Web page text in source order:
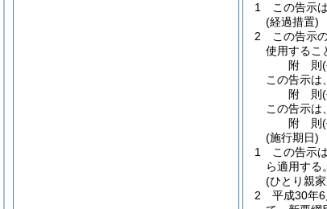
1
この告示
(経過措置)
2
この告示
使用するこ
附 則
この告示は
附 則
この告示は
附 則
(施行期日)
1
この告示
ら適用する。
(ひとり親
2
平成30年